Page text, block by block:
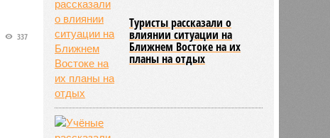
337
Туристы рассказали о
влиянии ситуации на
Ближнем Востоке на их
планы на отдых